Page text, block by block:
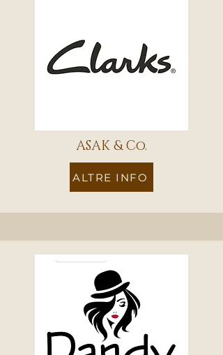
ASAK & Co.
ALTRE INFO